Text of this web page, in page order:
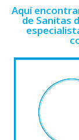
Aquí
de Sanitas